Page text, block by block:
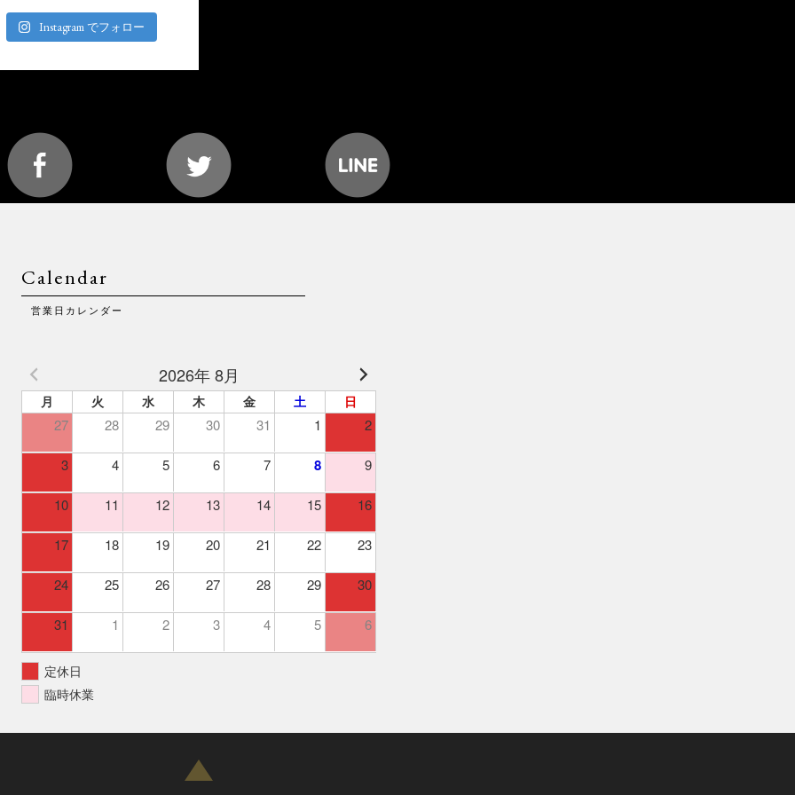
Instagram でフォロー
Calendar
営業日カレンダー
2026年 8月
月 火 水 木 金 土 日
27 28 29 30 31 1 2
3 4 5 6 7 8 9
10 11 12 13 14 15 16
17 18 19 20 21 22 23
24 25 26 27 28 29 30
31 1 2 3 4 5 6
定休日
臨時休業